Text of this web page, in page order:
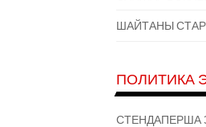
ШАЙТАНЫ
ПОЛИТИКА
СТЕНДАПЕРША